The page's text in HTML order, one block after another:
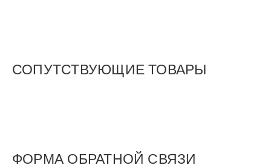
СОПУТСТВУЮЩИЕ ТОВАРЫ
ФОРМА ОБРАТНОЙ СВЯЗИ